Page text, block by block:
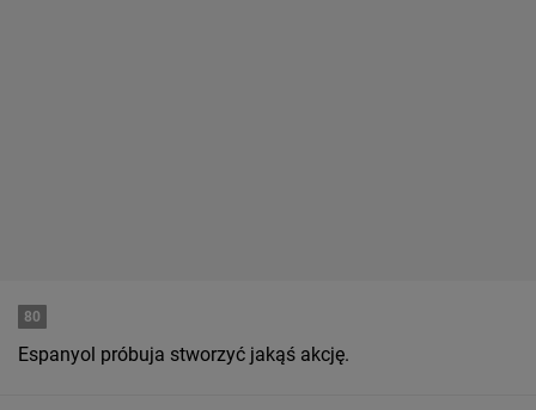
80
Espanyol próbuja stworzyć jakąś akcję.